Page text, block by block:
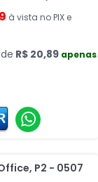
à vista no PIX e
de R$ 20,89 apenas
P2 - 0507